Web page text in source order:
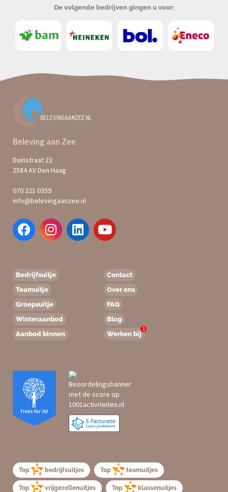
De volgende bedrijven gingen u voor:
Beleving aan Zee
Duinstraat 23
2584 AV Den Haag
070 221 0359
info@belevingaanzee.nl
Bedrijfsuitje
Teamuitje
Groepsuitje
Winteraanbod
Aanbod binnen
Contact
Over ons
FAQ
Blog
Werken bij
1
Top bedrijfsuitjes Top teamuitjes
Top vrijgezellenuitjes Top klassenuitjes